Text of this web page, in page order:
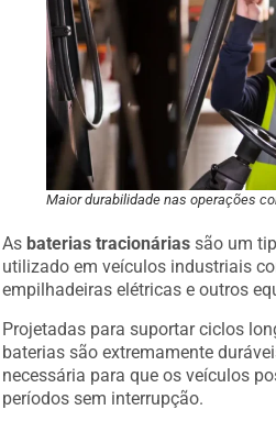
Maior durabilidade nas operações
As baterias tracionárias são um
utilizado em veículos industriais
empilhadeiras elétricas e outros
Projetadas para suportar ciclos
baterias são extremamente
necessária para que os veículos
períodos sem interrupção.